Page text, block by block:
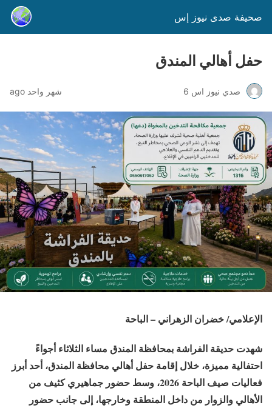
صحيفة صدى نيوز إس
حفل أهالي المندق
صدي نيوز اس 6 شهر واحد ago
الإعلامي/ خضران الزهراني – الباحة
شهدت حديقة الفراشة بمحافظة المندق مساء الثلاثاء أجواءً
احتفالية مميزة، خلال إقامة حفل أهالي محافظة المندق، أحد أبرز
فعاليات صيف الباحة 2026، وسط حضور جماهيري كثيف من
الأهالي والزوار من داخل المنطقة وخارجها، إلى جانب حضور